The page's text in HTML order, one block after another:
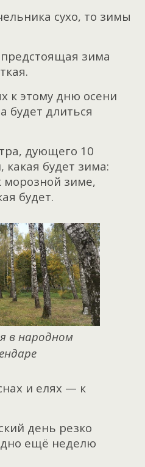
сухо, то зимы
зима
к этому дню осени
будет длиться
дующего 10
будет зима:
зиме,
будет.
в народном
и елях — к
день резко
ещё неделю